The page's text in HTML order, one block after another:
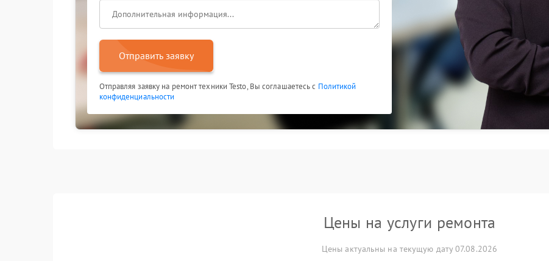
Отправить заявку
Отправляя заявку на ремонт техники Testo, Вы соглашаетесь с Политикой
конфиденциальности
Цены на услуги ремонта
Цены актуальны на текущую дату 07.08.2026